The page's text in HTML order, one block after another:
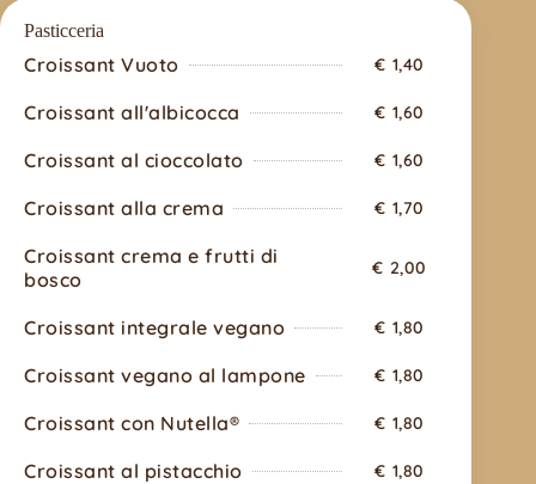
Pasticceria
Croissant Vuoto € 1,40
Croissant all'albicocca € 1,60
Croissant al cioccolato € 1,60
Croissant alla crema € 1,70
Croissant crema e frutti di
bosco
€ 2,00
Croissant integrale vegano € 1,80
Croissant vegano al lampone € 1,80
Croissant con Nutella® € 1,80
Croissant al pistacchio € 1,80